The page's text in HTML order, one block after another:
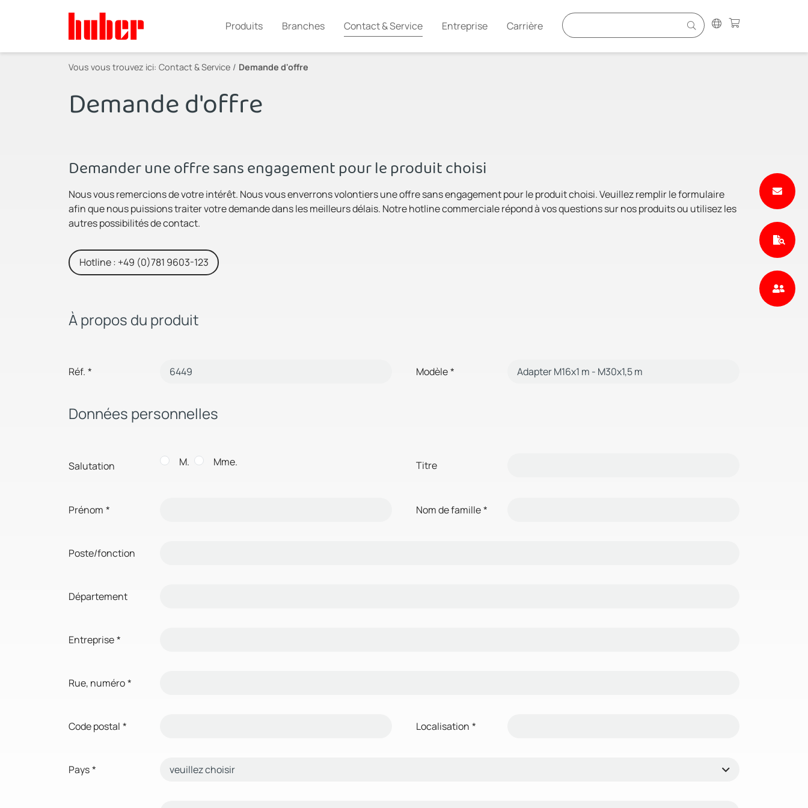
Produits Branches Contact & Service Entreprise Carrière
Vous vous trouvez ici: Contact & Service Demande d'offre
Demande d'offre
Demander une offre sans engagement pour le produit choisi
Nous vous remercions de votre intérêt. Nous vous enverrons volontiers une offre sans engagement pour le produit choisi. Veuillez remplir le formulaire
afin que nous puissions traiter votre demande dans les meilleurs délais. Notre hotline commerciale répond à vos questions sur nos produits ou utilisez les
autres possibilités de contact.
Hotline : +49 (0)781 9603-123
À propos du produit
Réf. * Modèle*
Données personnelles
Salutation M. Mme. Titre
Prénom * Nom de famille*
Poste/fonction
Département
Entreprise*
Rue, numéro*
Code postal * Localisation *
Pays*